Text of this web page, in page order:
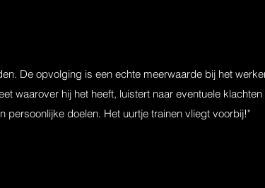
De opvolging is een echte meerwaarde bij het
waarover hij het heeft, luistert naar eventuele
persoonlijke doelen. Het uurtje trainen vliegt voorbij!"